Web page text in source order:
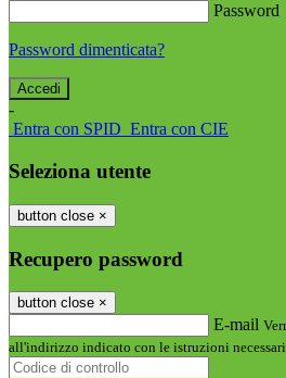
Password
Password dimenticata?
-
Entra con SPID Entra con CIE
Seleziona utente
button close ×
Recupero password
button close ×
E-mail
all'indirizzo indicato con le istruzioni